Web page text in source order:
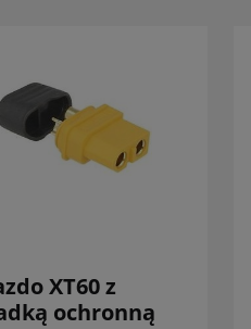
XT60 z
ochronną